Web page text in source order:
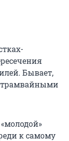
Бывает,
трамвайными
к самому